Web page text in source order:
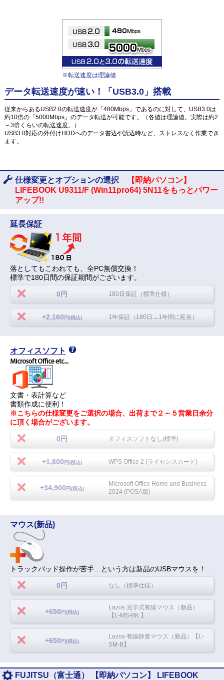
※転送速度は理論値
データ転送速度が速い！「USB3.0」搭載
従来からあるUSB2.0の転送速度が「480Mbps」であるのに対して、USB3.0は
約10倍の「5000Mbps」のデータ転送が可能です。（各値は理論値。実際は約2
～3倍くらいの転送速度。）
USB3.0対応の外付けHDDへのデータ書込や読込時など、ストレスなく作業でき
ます。
仕様変更とオプションの選択
【即納パソコン】
LIFEBOOK U9311/F (Win11pro64) 5N11をもっとパワー
アップ!!
延長保証
落としてもこわれても、全PC無償交換！
標準で180日間の保証期間がございます。
0円 180日保証（標準仕様）
+2,160 円(税込) 1年保証（180日→1年間に延長）
オフィスソフト
文書・表計算など
書類作成に便利！
※こちらの仕様変更をご選択の場合、出荷まで２～５営業日余分
に頂く場合がございます。
0円 オフィスソフトなし(標準)
+1,800 円(税込) WPS Office 2 (ライセンスカード)
+34,900 円(税込)
Microsoft Office Home and Business
2024 (POSA版)
マウス(新品)
トラックパッド操作が苦手…という方は新品のUSBマウスを！
0円 なし（標準仕様）
+650 円(税込)
Lazos 光学式有線マウス（新品）
【L-MS-BK 】
+650 円(税込)
Lazos 有線静音マウス（新品）【L-
SM-B】
FUJITSU（富士通） 【即納パソコン】 LIFEBOOK